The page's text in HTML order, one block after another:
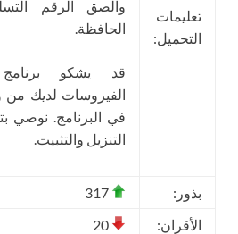
تعليمات
التحميل:
والصق الرقم
الحافظة.
قد يشكو
الفيروسات لديك
في البرنامج. نوصي
التنزيل والتثبيت.
بذور:
الأقران: